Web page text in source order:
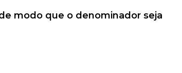
modo que o denominador seja